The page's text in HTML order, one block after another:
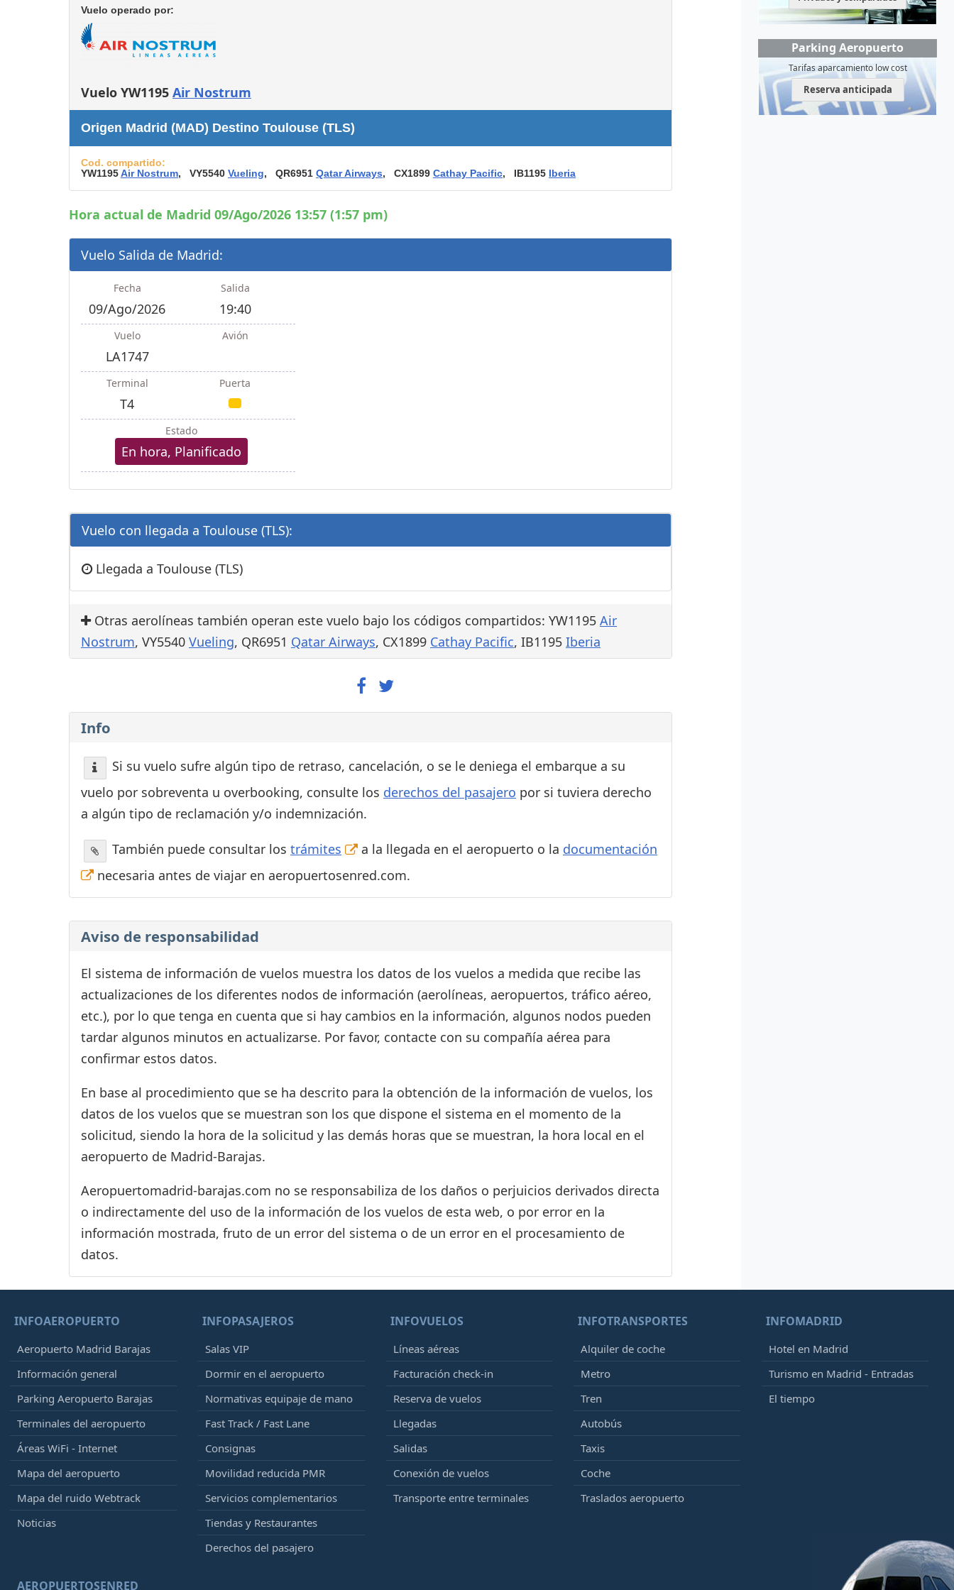
Vuelo operado por:
Vuelo YW1195 Air Nostrum
Origen Madrid (MAD) Destino Toulouse (TLS)
Cod. compartido:
YW1195Air Nostrum, VY5540 Vueling, QR6951 Qatar Airways, CX1899 Cathay Pacific, IB1195 Iberia
Hora actual de Madrid 09/Ago/2026 13:57 (1:57 pm)
Vuelo Salida de Madrid:
Fecha
09/Ago/2026
Salida
19:40
Vuelo
LA1747
Avión
Terminal
T4
Puerta
Estado
En hora, Planificado
Vuelo con llegada a Toulouse (TLS):
Llegada a Toulouse (TLS)
Otras aerolíneas también operan este vuelo bajo los códigos compartidos: YW1195 Air
Nostrum, VY5540 Vueling, QR6951 Qatar Airways, CX1899 Cathay Pacific, IB1195 Iberia
Info
Si su vuelo sufre algún tipo de retraso, cancelación, o se le deniega el embarque a su
vuelo por sobreventa u overbooking, consulte los derechos del pasajero por si tuviera derecho
a algún tipo de reclamación y/o indemnización.
También puede consultar los trámites a la llegada en el aeropuerto o la documentación
necesaria antes de viajar en aeropuertosenred.com.
Aviso de responsabilidad
El sistema de información de vuelos muestra los datos de los vuelos a medida que recibe las
actualizaciones de los diferentes nodos de información (aerolíneas, aeropuertos, tráfico aéreo,
etc.), por lo que tenga en cuenta que si hay cambios en la información, algunos nodos pueden
tardar algunos minutos en actualizarse. Por favor, contacte con su compañía aérea para
confirmar estos datos.
En base al procedimiento que se ha descrito para la obtención de la información de vuelos, los
datos de los vuelos que se muestran son los que dispone el sistema en el momento de la
solicitud, siendo la hora de la solicitud y las demás horas que se muestran, la hora local en el
aeropuerto de Madrid-Barajas.
Aeropuertomadrid-barajas.com no se responsabiliza de los daños o perjuicios derivados directa
o indirectamente del uso de la información de los vuelos de esta web, o por error en la
información mostrada, fruto de un error del sistema o de un error en el procesamiento de
datos.
Parking Aeropuerto
Tarifas aparcamiento low cost
Reserva anticipada
INFOAEROPUERTO
Aeropuerto Madrid Barajas
Información general
Parking Aeropuerto Barajas
Terminales del aeropuerto
Áreas WiFi - Internet
Mapa del aeropuerto
Mapa del ruido Webtrack
Noticias
INFOPASAJEROS
Salas VIP
Dormir en el aeropuerto
Normativas equipaje de mano
Fast Track / Fast Lane
Consignas
Movilidad reducida PMR
Servicios complementarios
Tiendas y Restaurantes
Derechos del pasajero
INFOVUELOS
Líneas aéreas
Facturación check-in
Reserva de vuelos
Llegadas
Salidas
Conexión de vuelos
Transporte entre terminales
INFOTRANSPORTES
Alquiler de coche
Metro
Tren
Autobús
Taxis
Coche
Traslados aeropuerto
INFOMADRID
Hotel en Madrid
Turismo en Madrid - Entradas
El tiempo
AEROPUERTOSENRED
complementarios